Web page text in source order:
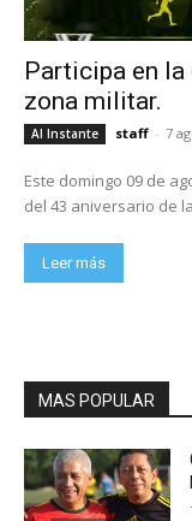
Participa en la
zona militar.
Al Instante staff - 7
Este domingo 09 de
Leer más
MAS POPULAR